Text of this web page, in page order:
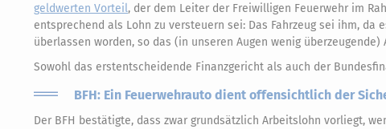
geldwerten Vorteil, der dem Leiter der Freiwilligen Feuerwehr im
entsprechend als Lohn zu versteuern sei: Das Fahrzeug sei ihm,
überlassen worden, so das (in unseren Augen wenig überzeugende)
Sowohl das erstentscheidende Finanzgericht als auch der
BFH: Ein Feuerwehrauto dient offensichtlich der
Der BFH bestätigte, dass zwar grundsätzlich Arbeitslohn vorliegt,